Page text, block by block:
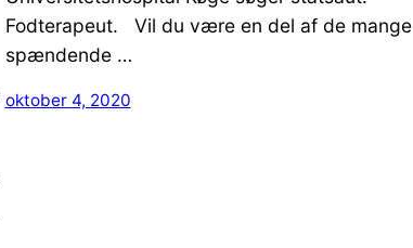
Fodterapeut. Vil du være en del af de mange
spændende …
oktober 4, 2020